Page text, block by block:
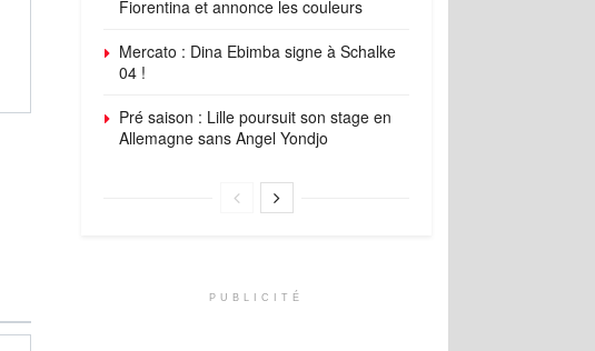
Fiorentina et annonce les couleurs
Mercato : Dina Ebimba signe à Schalke
04 !
Pré saison : Lille poursuit son stage en
Allemagne sans Angel Yondjo
PUBLICITÉ